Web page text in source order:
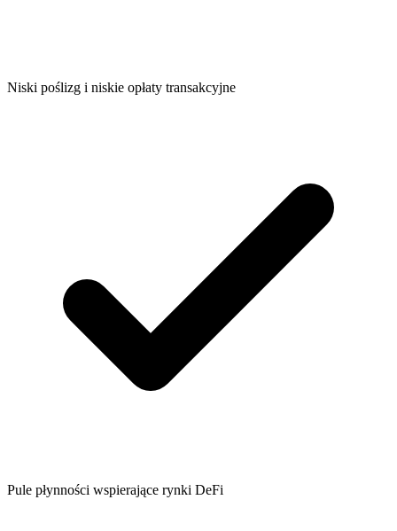
Niski poślizg i niskie opłaty transakcyjne
Pule płynności wspierające rynki DeFi